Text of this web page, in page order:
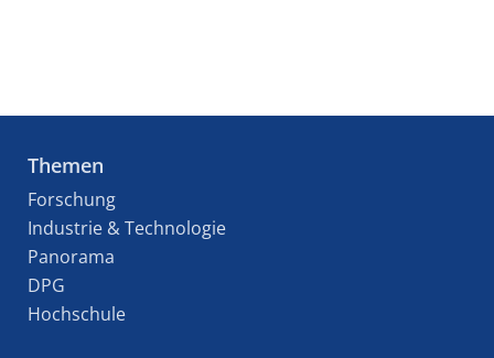
Themen
Forschung
Industrie & Technologie
Panorama
DPG
Hochschule